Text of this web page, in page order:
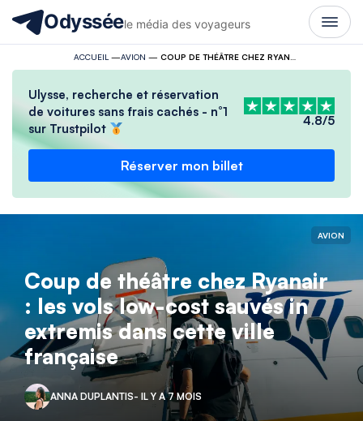
Odysséele média des voyageurs
ACCUEIL —AVION —
Ulysse, recherche et réservation
de voitures sans frais cachés - n°1
sur Trustpilot
4.8/5
Réserver mon billet
AVION
Coup de théâtre chez Ryanair
: les vols low-cost sauvés in
extremis dans cette ville
française
ANNA DUPLANTIS- IL Y A 7 MOIS